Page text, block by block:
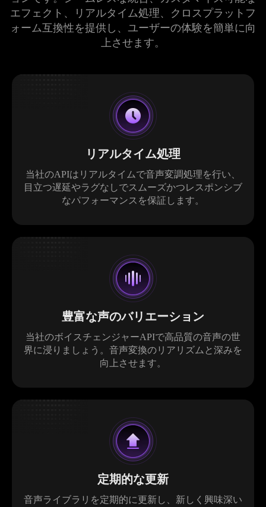
エフェクト、リアルタイム処理、クロスプラットフ
ォーム互換性を提供し、ユーザーの体験を簡単に向
上させます。
リアルタイム処理
当社のAPIはリアルタイムで音声変調処理を行い、
目立つ遅延やラグなしでスムーズかつレスポンシブ
なパフォーマンスを保証します。
豊富な声のバリエーション
当社のボイスチェンジャーAPIで高品質の音声の世
界に浸りましょう。音声変換のリアリズムと深みを
向上させます。
定期的な更新
音声ライブラリを定期的に更新し、新しく興味深い